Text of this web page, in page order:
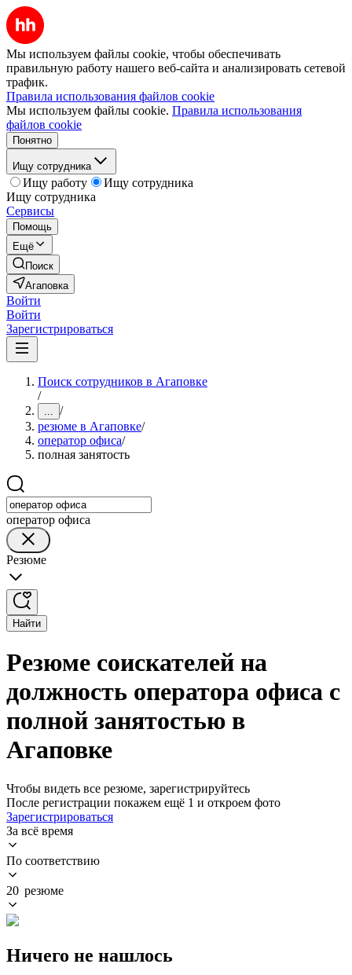
Мы используем файлы cookie, чтобы обеспечивать
правильную работу нашего веб-сайта и анализировать сетевой
трафик.
Правила использования файлов cookie
Мы используем файлы cookie. Правила использования
файлов cookie
Понятно
Ищу сотрудника
Ищу работу
Ищу сотрудника
Ищу сотрудника
Сервисы
Помощь
Ещё
Поиск
Агаповка
Войти
Войти
Зарегистрироваться
Поиск сотрудников в Агаповке
/
... /
резюме в Агаповке/
оператор офиса/
полная занятость
оператор офиса
Резюме
Найти
Резюме соискателей на
должность оператора офиса с
полной занятостью в
Агаповке
Чтобы видеть все резюме, зарегистрируйтесь
После регистрации покажем ещё 1 и откроем фото
Зарегистрироваться
За всё время
По соответствию
20 резюме
Ничего не нашлось